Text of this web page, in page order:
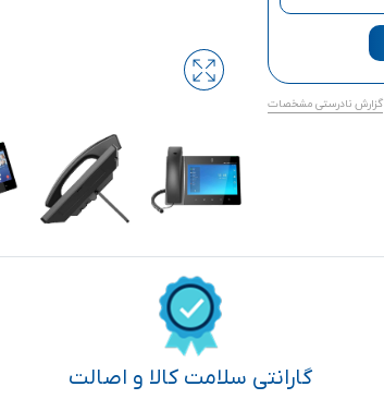
گزارش نادرستی مشخصات
گارانتی سلامت کالا و اصالت